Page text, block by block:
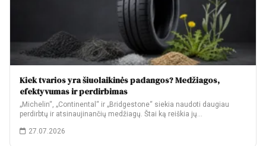
Kiek tvarios yra šiuolaikinės padangos? Medžiagos,
efektyvumas ir perdirbimas
„Michelin“, „Continental“ ir „Bridgestone“ siekia naudoti daugiau
perdirbtų ir atsinaujinančių medžiagų. Štai ką reiškia jų…
27.07.2026